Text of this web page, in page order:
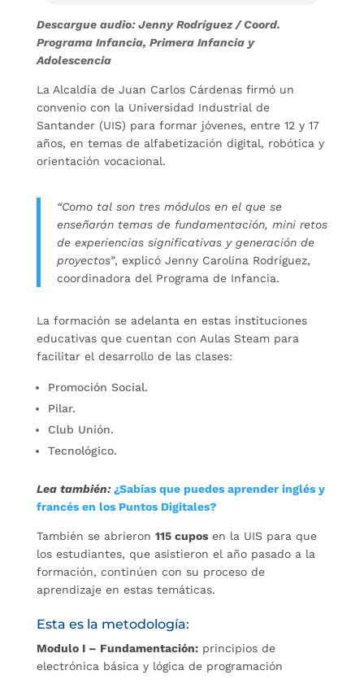
Descargue audio: Jenny Rodríguez / Coord.
Programa Infancia, Primera Infancia y
Adolescencia
La Alcaldía de Juan Carlos Cárdenas firmó un
convenio con la Universidad Industrial de
Santander (UIS) para formar jóvenes, entre 12 y 17
años, en temas de alfabetización digital, robótica y
orientación vocacional.
“Como tal son tres módulos en el que se
enseñarán temas de fundamentación, mini retos
de experiencias significativas y generación de
proyectos”, explicó Jenny Carolina Rodríguez,
coordinadora del Programa de Infancia.
La formación se adelanta en estas instituciones
educativas que cuentan con Aulas Steam para
facilitar el desarrollo de las clases:
Promoción Social.
Pilar.
Club Unión.
Tecnológico.
Lea también:¿Sabías que puedes aprender inglés y
francés en los Puntos Digitales?
También se abrieron 115 cuposen la UIS para que
los estudiantes, que asistieron el año pasado a la
formación, continúen con su proceso de
aprendizaje en estas temáticas.
Esta es la metodología:
Modulo I – Fundamentación:principios de
electrónica básica y lógica de programación